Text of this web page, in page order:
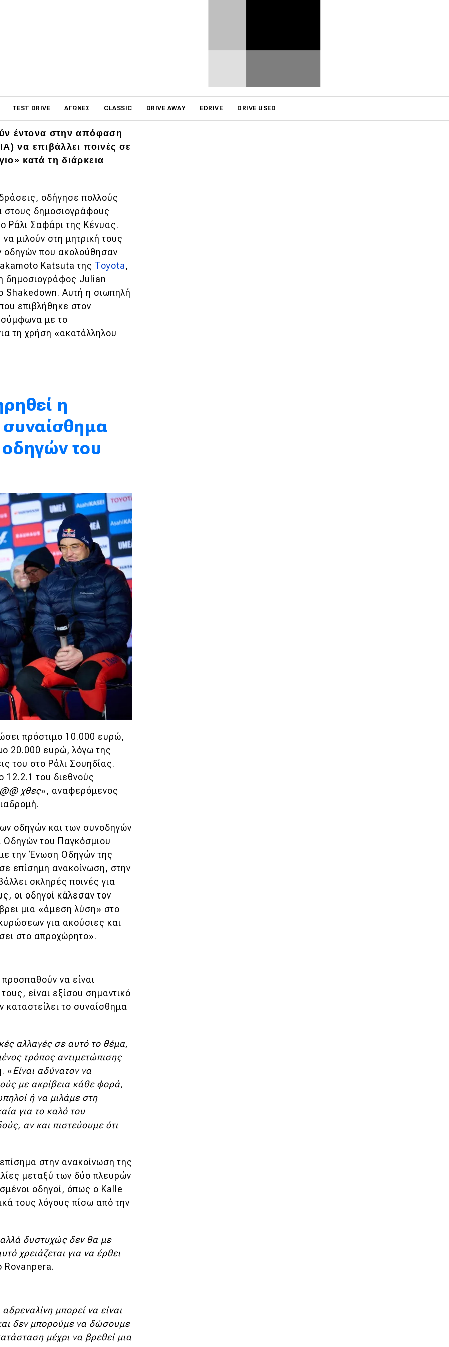
TEST DRIVE ΑΓΏΝΕΣ CLASSIC DRIVE AWAY EDRIVE DRIVE USED
έντονα στην απόφαση
να επιβάλλει ποινές σε
κατά τη διάρκεια
οδήγησε πολλούς
στους δημοσιογράφους
Ράλι Σαφάρι της Κένυας.
μιλούν στη μητρική τους
οδηγών που ακολούθησαν
Katsuta της Toyota,
δημοσιογράφος Julian
Shakedown. Αυτή η σιωπηλή
επιβλήθηκε στον
σύμφωνα με το
τη χρήση «ακατάλληλου
η
συναίσθημα
οδηγών του
πρόστιμο 10.000 ευρώ,
20.000 ευρώ, λόγω της
του στο Ράλι Σουηδίας.
12.2.1 του διεθνούς
χθες», αναφερόμενος
.
οδηγών και των συνοδηγών
Οδηγών του Παγκόσμιου
την Ένωση Οδηγών της
επίσημη ανακοίνωση, στην
σκληρές ποινές για
οι οδηγοί κάλεσαν τον
μια «άμεση λύση» στο
για ακούσιες και
στο απροχώρητο».
προσπαθούν να είναι
είναι εξίσου σημαντικό
καταστείλει το συναίσθημα
αλλαγές σε αυτό το θέμα,
τρόπος αντιμετώπισης
«Είναι αδύνατον να
με ακρίβεια κάθε φορά,
ή να μιλάμε στη
για το καλό του
αν και πιστεύουμε ότι
στην ανακοίνωση της
μεταξύ των δύο πλευρών
οδηγοί, όπως ο Kalle
τους λόγους πίσω από την
δυστυχώς δεν θα με
χρειάζεται για να έρθει
Rovanpera.
αδρεναλίνη μπορεί να είναι
δεν μπορούμε να δώσουμε
μέχρι να βρεθεί μια